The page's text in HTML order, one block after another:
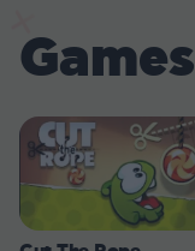
Games